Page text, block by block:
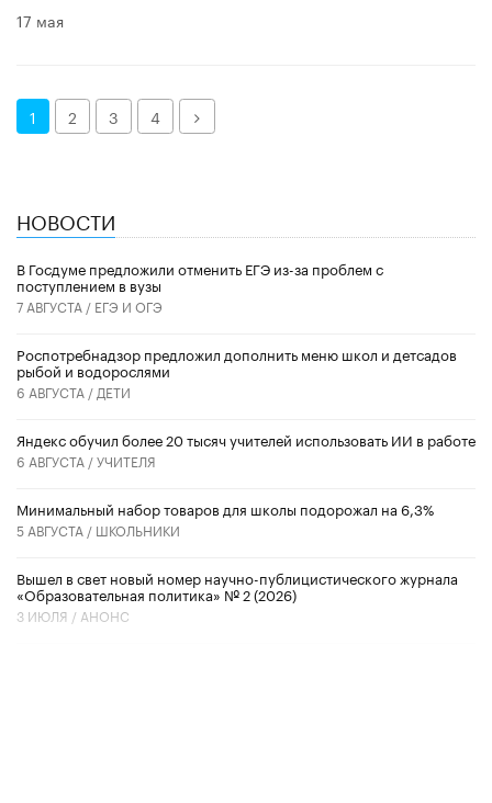
17 мая
1 2 3 4 Далее
НОВОСТИ
В Госдуме предложили отменить ЕГЭ из-за проблем с
поступлением в вузы
7 АВГУСТА / ЕГЭ И ОГЭ
Роспотребнадзор предложил дополнить меню школ и детсадов
рыбой и водорослями
6 АВГУСТА / ДЕТИ
​Яндекс обучил более 20 тысяч учителей использовать ИИ в работе
6 АВГУСТА /УЧИТЕЛЯ
Минимальный набор товаров для школы подорожал на 6,3%
5 АВГУСТА / ШКОЛЬНИКИ
Вышел в свет новый номер научно-публицистического журнала
«Образовательная политика» № 2 (2026)
3 ИЮЛЯ / АНОНС